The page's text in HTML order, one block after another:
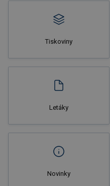
Tiskoviny
Letáky
Novinky